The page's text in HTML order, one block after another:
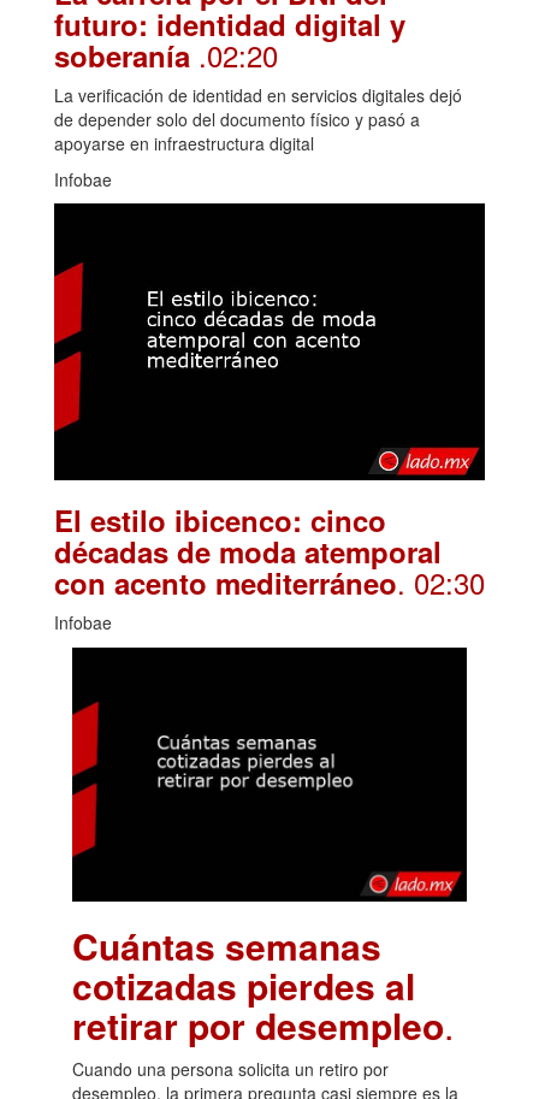
futuro: identidad digital y
soberanía .02:20
La verificación de identidad en servicios digitales dejó
de depender solo del documento físico y pasó a
apoyarse en infraestructura digital
Infobae
El estilo ibicenco: cinco
décadas de moda atemporal
con acento mediterráneo. 02:30
Infobae
Cuántas semanas
cotizadas pierdes al
retirar por desempleo.
Cuando una persona solicita un retiro por
desempleo, la primera pregunta casi siempre es la